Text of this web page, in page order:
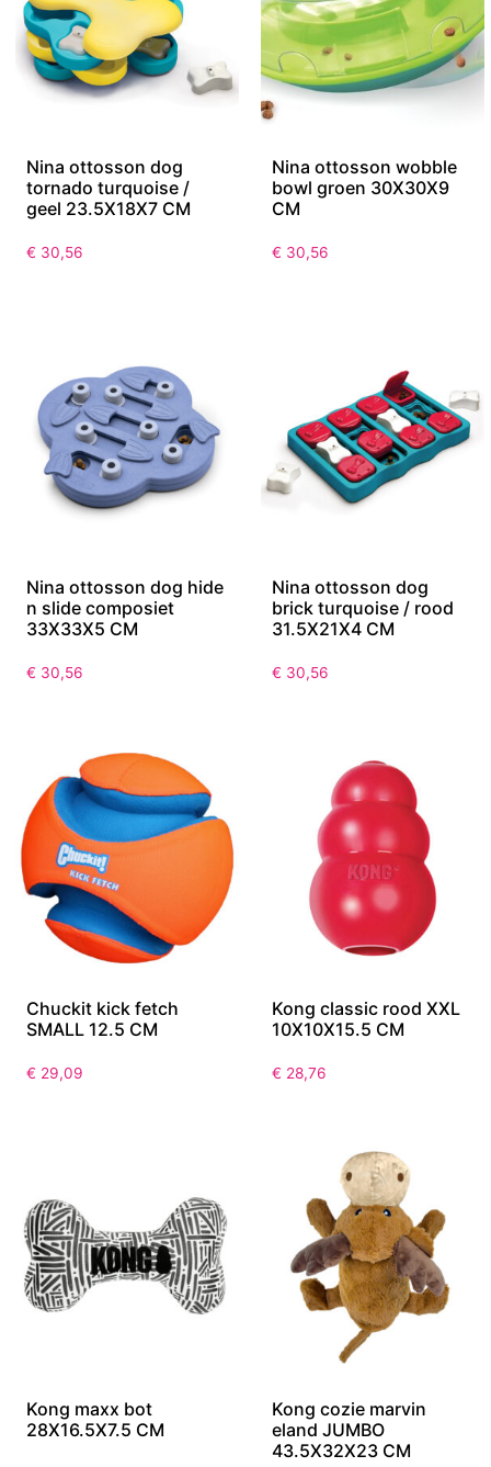
Nina ottosson dog
tornado turquoise /
geel 23.5X18X7 CM
€ 30,56
Nina ottosson wobble
bowl groen 30X30X9
CM
€ 30,56
Nina ottosson dog hide
n slide composiet
33X33X5 CM
€ 30,56
Nina ottosson dog
brick turquoise / rood
31.5X21X4 CM
€ 30,56
Chuckit kick fetch
SMALL 12.5 CM
€ 29,09
Kong classic rood XXL
10X10X15.5 CM
€ 28,76
Kong maxx bot
28X16.5X7.5 CM
Kong cozie marvin
eland JUMBO
43.5X32X23 CM